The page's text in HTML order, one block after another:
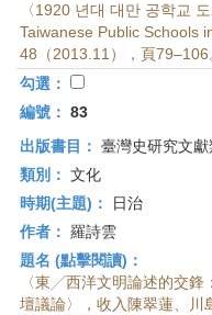
〈1920 년대 대만 공학교
Taiwanese Public Schools
48（2013.11），頁79–106
勾選：
編號： 83
出版書目： 臺灣史研究文
類別： 文化
時期(主題)：
日治
作者： 羅詩雲
題名 (點擊閱讀)：
〈東╱西洋文明論述的交
壇議論〉，收入陳翠蓮、川